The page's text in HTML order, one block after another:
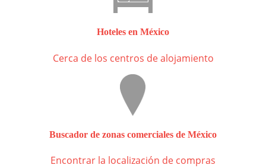
Hoteles en México
Cerca de los centros de alojamiento
Buscador de zonas comerciales de México
Encontrar la localización de compras